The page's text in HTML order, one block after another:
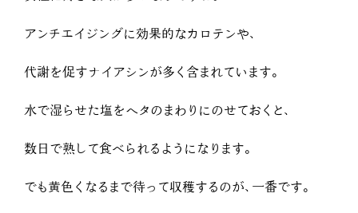
アンチエイジングに効果的なカロテンや、
代謝を促すナイアシンが多く含まれています。
水で湿らせた塩をヘタのまわりにのせておくと、
数日で熟して食べられるようになります。
でも黄色くなるまで待って収穫するのが、一番です。